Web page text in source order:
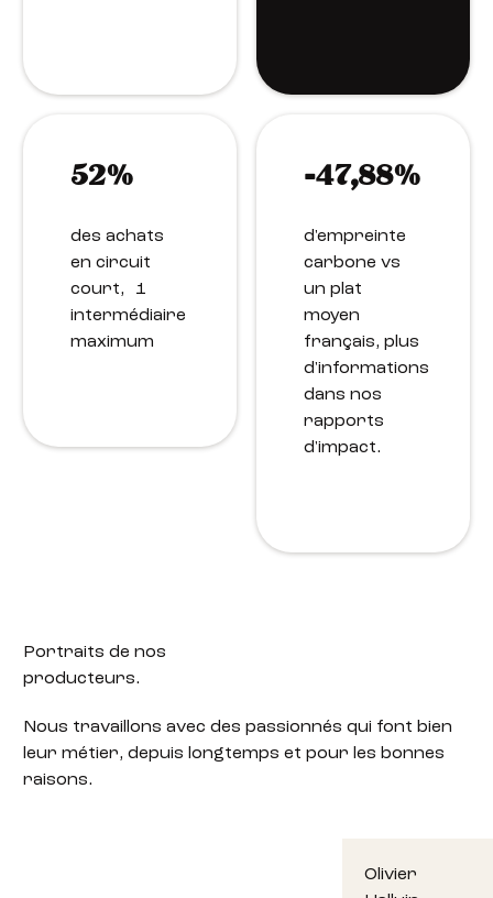
52%
des achats
en circuit
court, 1
intermédiaire
maximum
-47,88%
d'empreinte
carbone vs
un plat
moyen
français, plus
d'informations
dans nos
rapports
d'impact.
Portraits denos
producteurs.
Nous travaillons avec des passionnés qui font bien
leur métier, depuis longtemps et pour les bonnes
raisons.
Olivier